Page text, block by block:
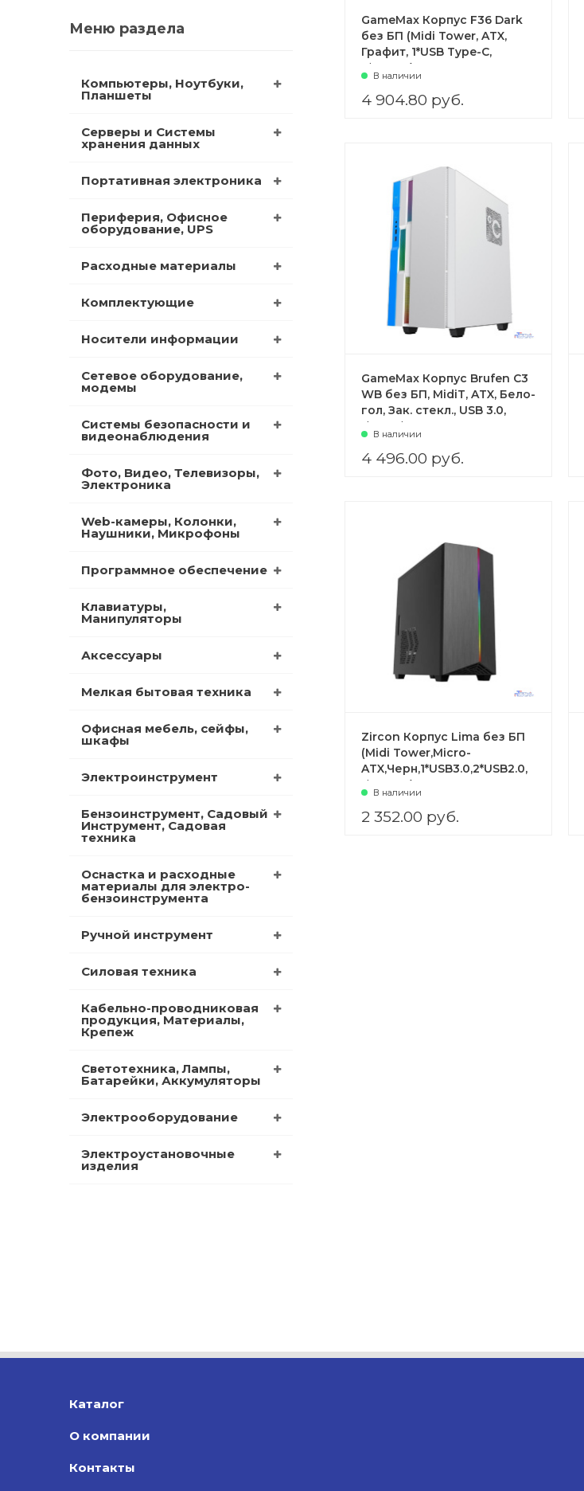
Меню раздела
Компьютеры, Ноутбуки,
Планшеты
Серверы и Системы
хранения данных
Портативная электроника
Периферия, Офисное
оборудование, UPS
Расходные материалы
Комплектующие
Носители информации
Сетевое оборудование,
модемы
Системы безопасности и
видеонаблюдения
Фото, Видео, Телевизоры,
Электроника
Web-камеры, Колонки,
Наушники, Микрофоны
Программное обеспечение
Клавиатуры,
Манипуляторы
Аксессуары
Мелкая бытовая техника
Офисная мебель, сейфы,
шкафы
Электроинструмент
Бензоинструмент, Садовый
Инструмент, Садовая
техника
Оснастка и расходные
материалы для электро-
бензоинструмента
Ручной инструмент
Силовая техника
Кабельно-проводниковая
продукция, Материалы,
Крепеж
Светотехника, Лампы,
Батарейки, Аккумуляторы
Электрооборудование
Электроустановочные
изделия
GameMax Корпус F36 Dark
без БП (Midi Tower, ATX,
Графит, 1*USB Type-C,
3*120мм)
В наличии
4 904.80 руб.
GameMax Корпус Brufen C3
WB без БП, MidiT, ATX, Бело-
гол, Зак. стекл., USB 3.0,
1*120; 1*140мм вент.
В наличии
4 496.00 руб.
Zircon Корпус Lima без БП
(Midi Tower,Micro-
ATX,Черн,1*USB3.0,2*USB2.0,
1*92mm )
В наличии
2 352.00 руб.
Каталог
О компании
Контакты